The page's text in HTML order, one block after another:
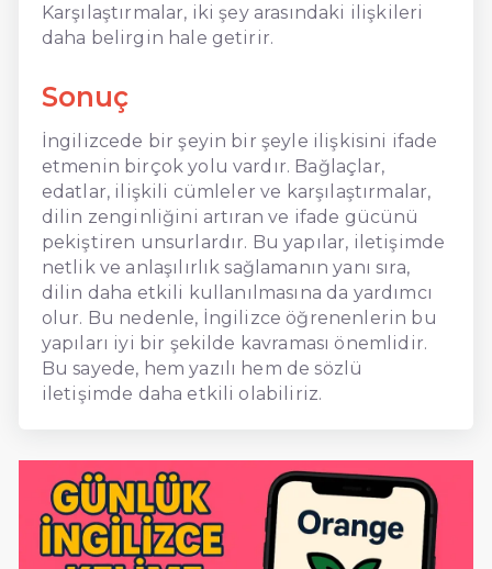
Karşılaştırmalar, iki şey arasındaki ilişkileri
daha belirgin hale getirir.
Sonuç
İngilizcede bir şeyin bir şeyle ilişkisini ifade
etmenin birçok yolu vardır. Bağlaçlar,
edatlar, ilişkili cümleler ve karşılaştırmalar,
dilin zenginliğini artıran ve ifade gücünü
pekiştiren unsurlardır. Bu yapılar, iletişimde
netlik ve anlaşılırlık sağlamanın yanı sıra,
dilin daha etkili kullanılmasına da yardımcı
olur. Bu nedenle, İngilizce öğrenenlerin bu
yapıları iyi bir şekilde kavraması önemlidir.
Bu sayede, hem yazılı hem de sözlü
iletişimde daha etkili olabiliriz.